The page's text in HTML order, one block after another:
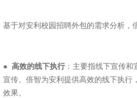
基于对安利校园招聘外包的需求分析，
● 高效的线下执行：主要指线下宣传和
宣传。倍智为安利提供高效的线下执行
效果。